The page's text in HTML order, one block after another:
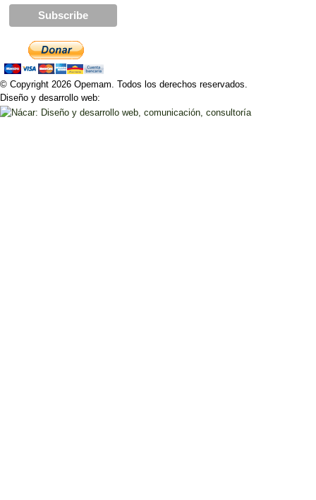
© Copyright 2026 Opemam. Todos los derechos reservados.
Diseño y desarrollo web: